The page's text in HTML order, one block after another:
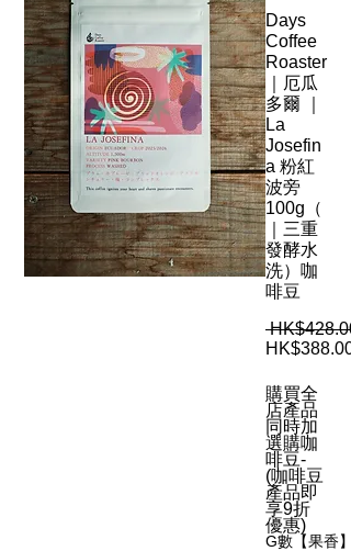
Days
Coffee
Roaster
｜厄瓜
多爾 ｜
La
Josefin
a 粉紅
波旁
100g（
｜三重
發酵水
洗）咖
啡豆
HK$388.00
購買全
店產品
同時加
選購咖
啡豆-
(咖啡豆
產品即
享9折
優惠)
G數【果香】